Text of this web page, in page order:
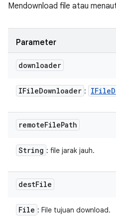
Mendownload file atau
Parameter
downloader
IFileDownloader : IFile
remoteFilePath
String : file jarak jauh.
destFile
File : File tujuan download.